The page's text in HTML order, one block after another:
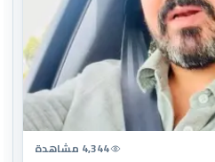
4,344 مشاهدة